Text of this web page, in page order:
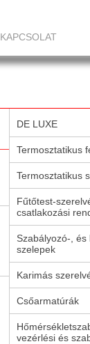
KAPCSOLAT
DE LUXE
Termosztatikus
Termosztatikus
Fűtőtest-
csatlakozási
Szabályozó-, és
szelepek
Karimás
Csőarmatúrák
vezérlési és